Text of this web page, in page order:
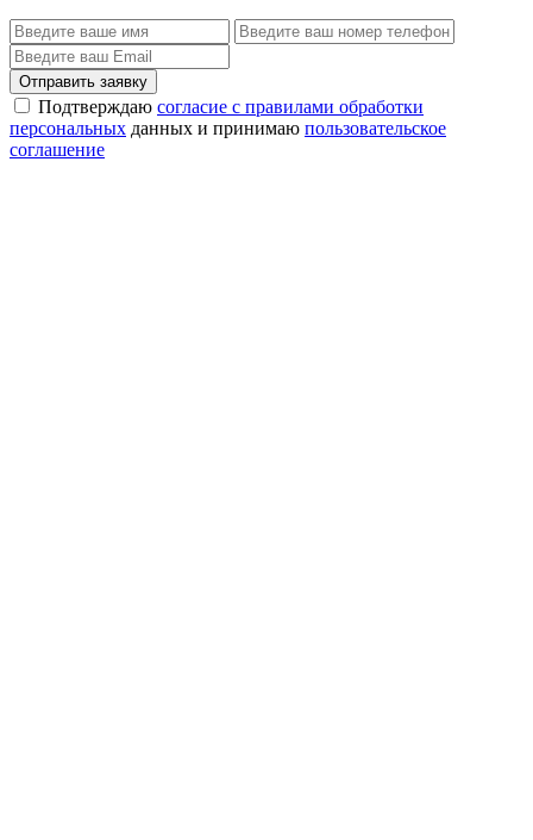
Отправить заявку
Подтверждаю согласие с правилами обработки
персональных данных и принимаю пользовательское
соглашение